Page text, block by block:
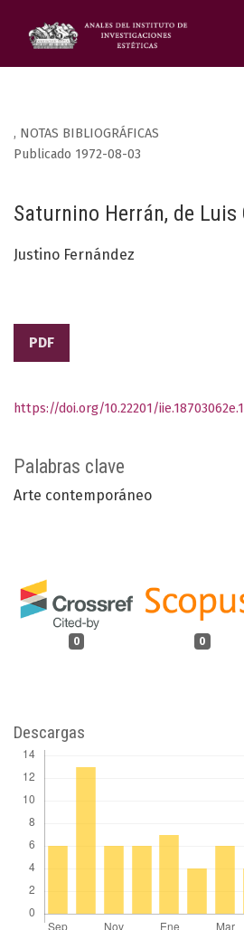
, NOTAS BIBLIOGRÁFICAS
Saturnino Herrán, de Luis
Publicado 1972-08-03
Justino Fernández
PDF
Palabras clave
Arte contemporáneo
0 0
https://doi.org/10.22201/
Descargas